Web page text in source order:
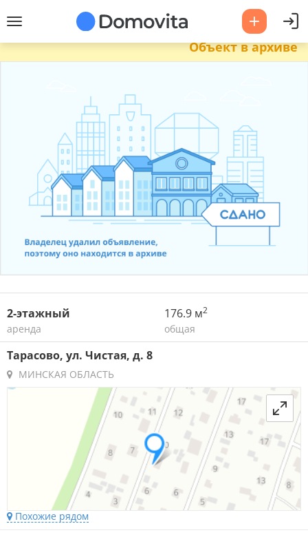
Объект в архиве
2-этажный
аренда
176.9 м2
общая
Тарасово, ул. Чистая, д. 8
МИНСКАЯ ОБЛАСТЬ
Похожие рядом